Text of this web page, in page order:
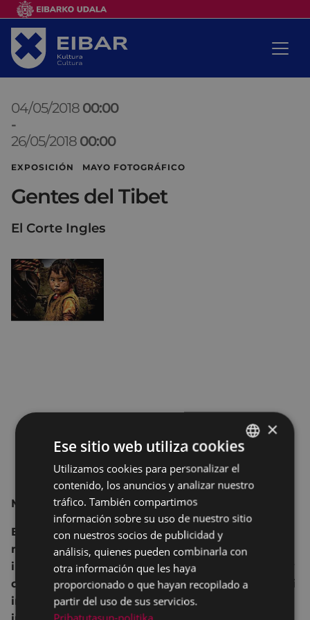
04/05/2018 00:00
-
26/05/2018 00:00
EXPOSICIÓN MAYO FOTOGRÁFICO
Gentes del Tibet
El Corte Ingles
MIGUEL PARREÑO
En la cima del mundo, rodeado de las más altas
montañas, en uno de los lugares más
impresionantes que he conocido en mis viajes, y
que ha sido durante mucho tiempo un lugar casi
inaccesible, se ha desarrollado una
BASQUE
SPANISH
×
Ese sitio web utiliza cookies
Utilizamos cookies para personalizar el
contenido, los anuncios y analizar nuestro
tráfico. También compartimos
información sobre su uso de nuestro sitio
con nuestros socios de publicidad y
análisis, quienes pueden combinarla con
otra información que les haya
proporcionado o que hayan recopilado a
partir del uso de sus servicios.